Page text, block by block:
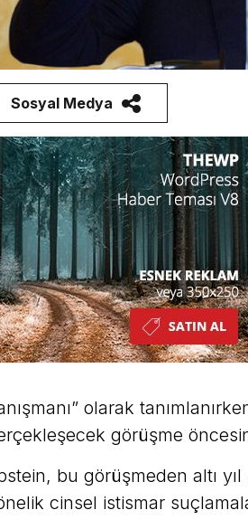
Sosyal Medya
olarak
görüşme
bu görüşmeden altı
cinsel istismar